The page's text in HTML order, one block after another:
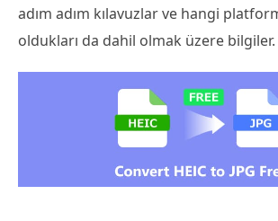
adım adım kılavuzlar ve hangi
oldukları da dahil olmak üzere bilgiler.